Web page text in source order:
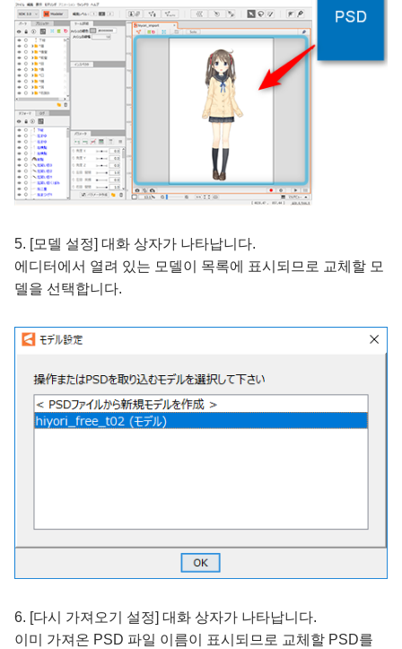
5. [모델 설정] 대화 상자가 나타납니다.
에디터에서 열려 있는 모델이 목록에 표시되므로 교체할 모
델을 선택합니다.
6. [다시 가져오기 설정] 대화 상자가 나타납니다.
이미 가져온 PSD 파일 이름이 표시되므로 교체할 PSD를